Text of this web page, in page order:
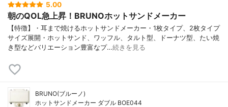
5.00
朝のQOL急上昇！BRUNOホットサンドメーカー
【特徴】・耳まで焼けるホットサンドメーカー・1枚タイプ、2枚タイプ
サイズ展開・ホットサンド、ワッフル、タルト型、ドーナツ型、たい焼
き型などバリエーション豊富なプ…続きを見る
BRUNO(ブルーノ)
ホットサンドメーカー ダブル BOE044